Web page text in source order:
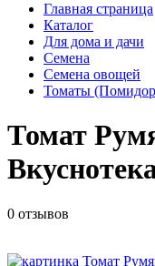
Главная страница
Каталог
Для дома и дачи
Семена
Семена овощей
Томаты
Томат
0 отзывов